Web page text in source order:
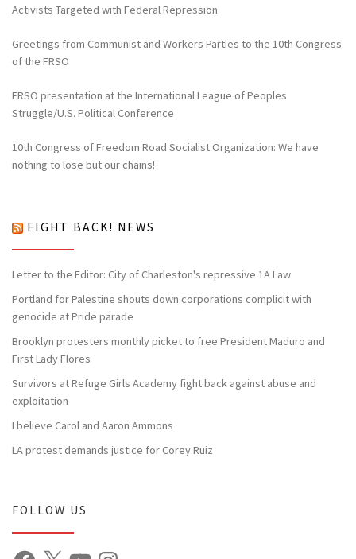
Activists Targeted with Federal Repression
Greetings from Communist and Workers Parties to the 10th Congress
of the FRSO
FRSO presentation at the International League of Peoples
Struggle/U.S. Political Conference
10th Congress of Freedom Road Socialist Organization: We have
nothing to lose but our chains!
FIGHT BACK! NEWS
Letter to the Editor: City of Charleston's repressive 1A Law
Portland for Palestine shouts down corporations complicit with
genocide at Pride parade
Brooklyn protesters monthly picket to free President Maduro and
First Lady Flores
Survivors at Refuge Girls Academy fight back against abuse and
exploitation
I believe Carol and Aaron Ammons
LA protest demands justice for Corey Ruiz
FOLLOW US
Facebook YouTubeInstagram